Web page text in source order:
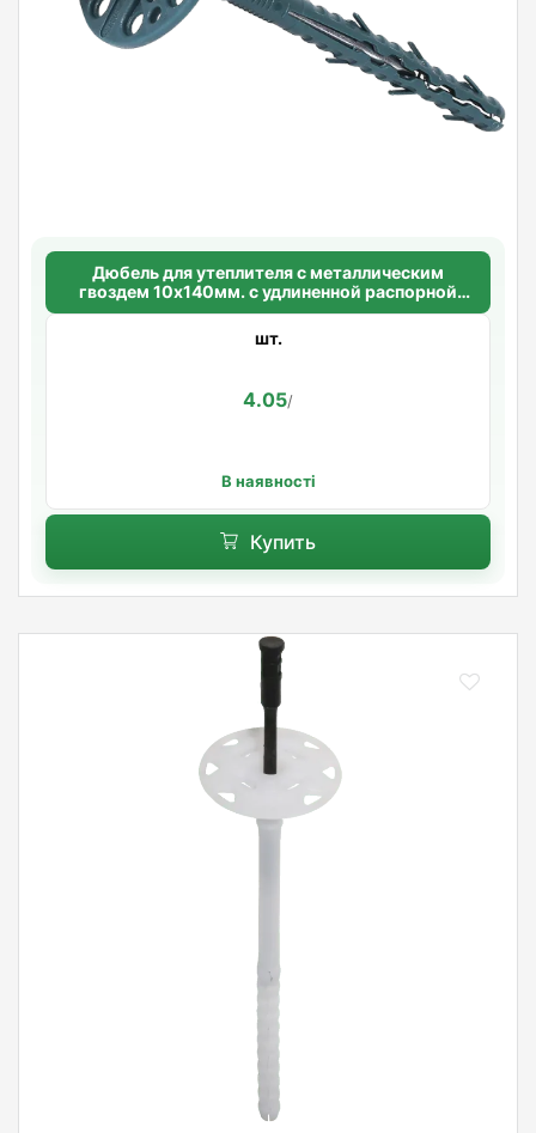
Дюбель для утеплителя с металлическим
гвоздем 10х140мм. с удлиненной распорной
базой Standart
шт.
4.05/
В наявності
Купить